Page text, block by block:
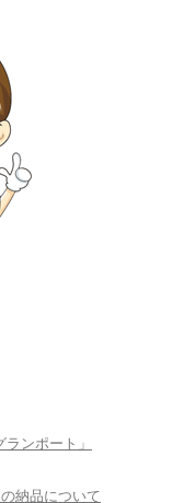
ンポート」
納品について